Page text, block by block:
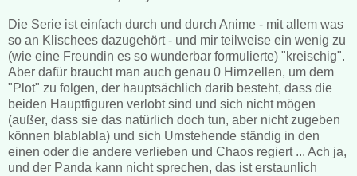
Die Serie ist einfach durch und durch Anime - mit allem was
so an Klischees dazugehört - und mir teilweise ein wenig zu
(wie eine Freundin es so wunderbar formulierte) "kreischig".
Aber dafür braucht man auch genau 0 Hirnzellen, um dem
"Plot" zu folgen, der hauptsächlich darib besteht, dass die
beiden Hauptfiguren verlobt sind und sich nicht mögen
(außer, dass sie das natürlich doch tun, aber nicht zugeben
können blablabla) und sich Umstehende ständig in den
einen oder die andere verlieben und Chaos regiert ... Ach ja,
und der Panda kann nicht sprechen, das ist erstaunlich